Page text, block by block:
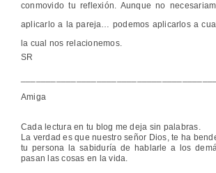
conmovido tu reflexión. Aunque no
aplicarlo a la pareja… podemos aplicarlos a
la cual nos relacionemos.
SR
Amiga
Cada lectura en tu blog me deja sin palabras.
La verdad es que nuestro señor Dios, te ha
tu persona la sabiduría de hablarle a los
pasan las cosas en la vida.